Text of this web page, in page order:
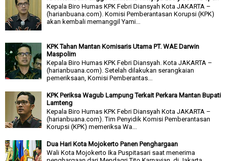
Kepala Biro Humas KPK Febri Diansyah Kota JAKARTA –
(harianbuana.com). Komisi Pemberantasan Korupsi (KPK)
akan kembali memanggil Yami...
KPK Tahan Mantan Komisaris Utama PT. WAE Darwin
Maspolim
Kepala Biro Humas KPK Febri Diansyah. Kota JAKARTA –
(harianbuana.com). Setelah dilakukan serangkaian
pemeriksaan, Komisi Pemberantas...
KPK Periksa Wagub Lampung Terkait Perkara Mantan Bupati
Lamteng
Kepala Biro Humas KPK Febri Diansyah Kota JAKARTA –
(harianbuana.com). Tim Penyidik Komisi Pemberantasan
Korupsi (KPK) memeriksa Wa...
Dua Hari Kota Mojokerto Panen Penghargaan
Wali Kota Mojokerto Ika Puspitasari saat menerima